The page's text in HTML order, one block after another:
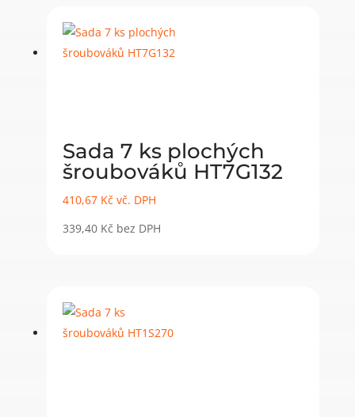
Sada 7 ks plochých
šroubováků HT7G132
410,67 Kč vč. DPH
339,40 Kč bez DPH